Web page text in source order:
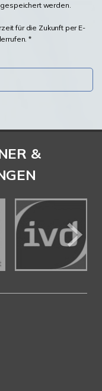
werden.
für die Zukunft per E-
*
&